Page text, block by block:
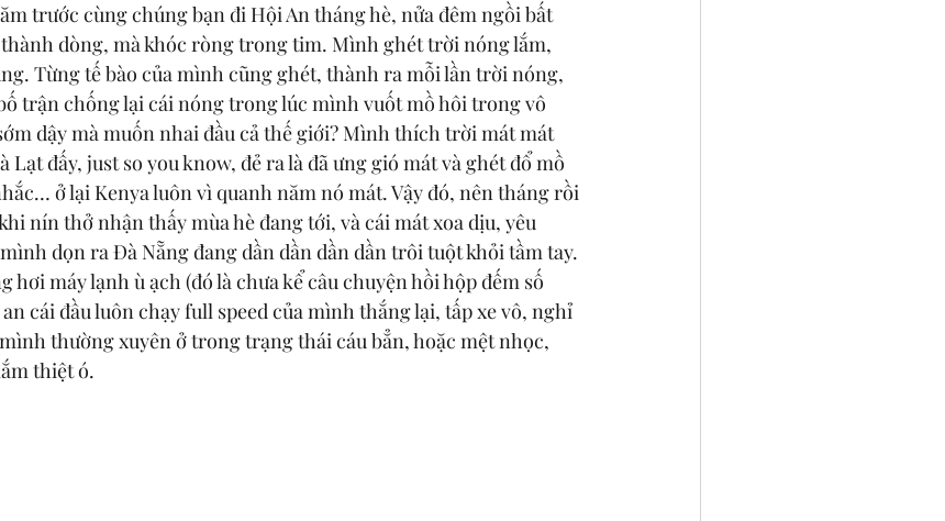
trước cùng chúng bạn đi Hội An tháng hè, nửa đêm ngồi bất
dòng, mà khóc ròng trong tim. Mình ghét trời nóng lắm,
Từng tế bào của mình cũng ghét, thành ra mỗi lần trời nóng,
trận chống lại cái nóng trong lúc mình vuốt mồ hôi trong vô
dậy mà muốn nhai đầu cả thế giới? Mình thích trời mát mát
đấy, just so you know, đẻ ra là đã ưng gió mát và ghét đổ mồ
ở lại Kenya luôn vì quanh năm nó mát. Vậy đó, nên tháng rồi
nín thở nhận thấy mùa hè đang tới, và cái mát xoa dịu, yêu
dọn ra Đà Nẵng đang dần dần dần dần trôi tuột khỏi tầm tay.
máy lạnh ù ạch (đó là chưa kể câu chuyện hồi hộp đếm số
cái đầu luôn chạy full speed của mình thắng lại, tấp xe vô, nghỉ
thường xuyên ở trong trạng thái cáu bẳn, hoặc mệt nhọc,
thiệt ó.